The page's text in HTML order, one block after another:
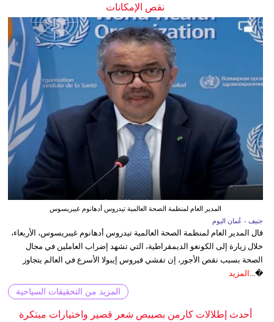
نقص الإمكانات
المدير العام لمنظمة الصحة العالمية تيدروس أدهانوم غيبريسوس
جنيف - عُمان اليوم
قال المدير العام لمنظمة الصحة العالمية تيدروس أدهانوم غيبريسوس، الأربعاء،
خلال زيارة إلى الكونغو الديمقراطية، التي تشهد إضراب العاملين في مجال
الصحة بسبب نقص الأجور، إن تفشي فيروس إيبولا الأسرع في العالم يتجاوز
�... المزيد
المزيد من التحقيقات السياحية
أحدث إطلالات كارمن بصيبص شعر قصير واختيارات مبتكرة